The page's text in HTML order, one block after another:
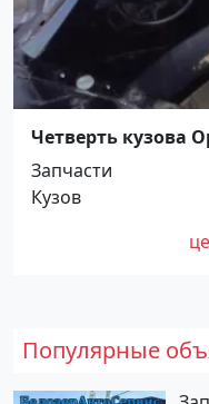
Четверть кузова
задний правый
Запчасти
Кузов
Популярные